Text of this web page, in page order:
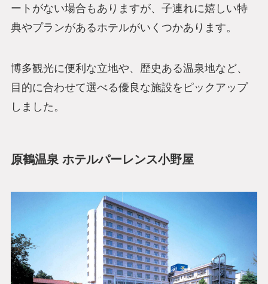
ートがない場合もありますが、子連れに嬉しい特
典やプランがあるホテルがいくつかあります。
博多観光に便利な立地や、歴史ある温泉地など、
目的に合わせて選べる優良な施設をピックアップ
しました。
原鶴温泉 ホテルパーレンス小野屋